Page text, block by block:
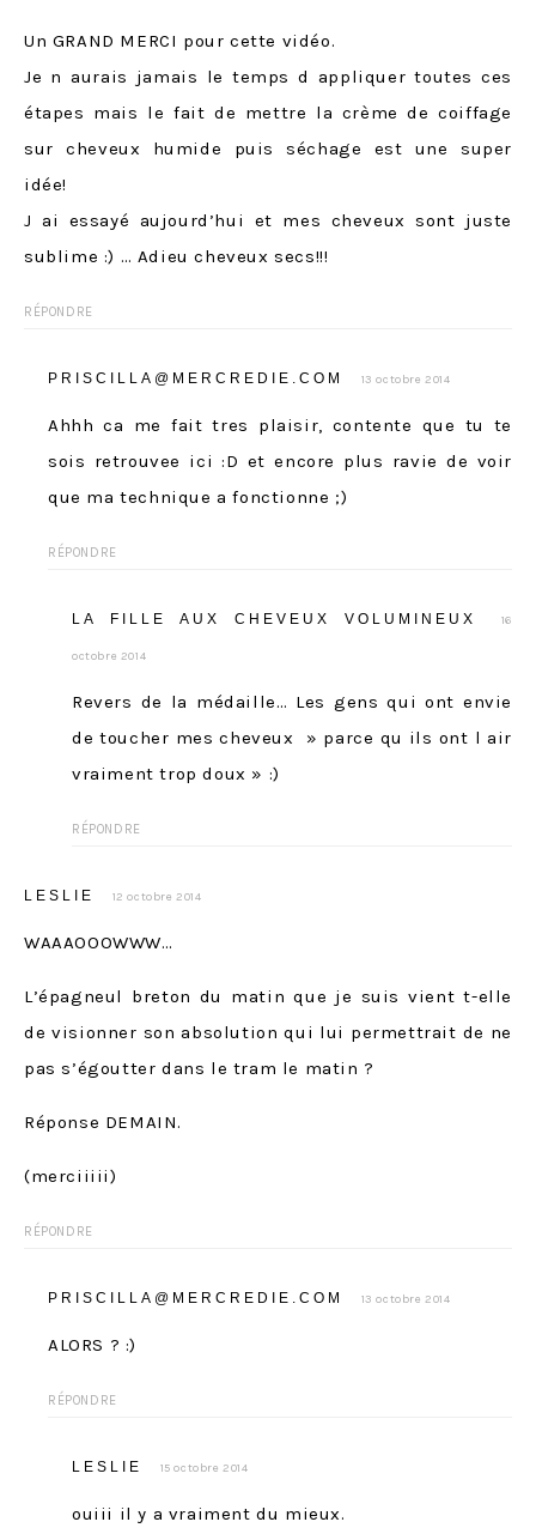
Un GRAND MERCI pour cette vidéo.
Je n aurais jamais le temps d appliquer toutes ces
étapes mais le fait de mettre la crème de coiffage
sur cheveux humide puis séchage est une super
idée!
J ai essayé aujourd’hui et mes cheveux sont juste
sublime :) … Adieu cheveux secs!!!
RÉPONDRE
PRISCILLA@MERCREDIE.COM 13 octobre 2014
Ahhh ca me fait tres plaisir, contente que tu te
sois retrouvee ici :D et encore plus ravie de voir
que ma technique a fonctionne ;)
RÉPONDRE
LA FILLE AUX CHEVEUX VOLUMINEUX 16
octobre 2014
Revers de la médaille… Les gens qui ont envie
de toucher mes cheveux » parce qu ils ont l air
vraiment trop doux » :)
RÉPONDRE
LESLIE 12 octobre 2014
WAAAOOOWWW…
L’épagneul breton du matin que je suis vient t-elle
de visionner son absolution qui lui permettrait de ne
pas s’égoutter dans le tram le matin ?
Réponse DEMAIN.
(merciiiii)
RÉPONDRE
PRISCILLA@MERCREDIE.COM 13 octobre 2014
ALORS ? :)
RÉPONDRE
LESLIE 15 octobre 2014
ouiii il y a vraiment du mieux.